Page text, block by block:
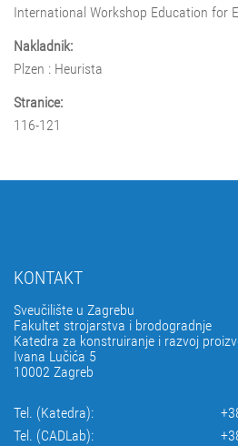
International Workshop Education for
Nakladnik:
Plzen : Heurista
Stranice:
116-121
KONTAKT
Sveučilište u Zagrebu
Fakultet strojarstva i brodogradnje
Katedra za konstruiranje i razvoj
Ivana Lučića 5
10002 Zagreb
Tel. (Katedra):
Tel. (CADLab):